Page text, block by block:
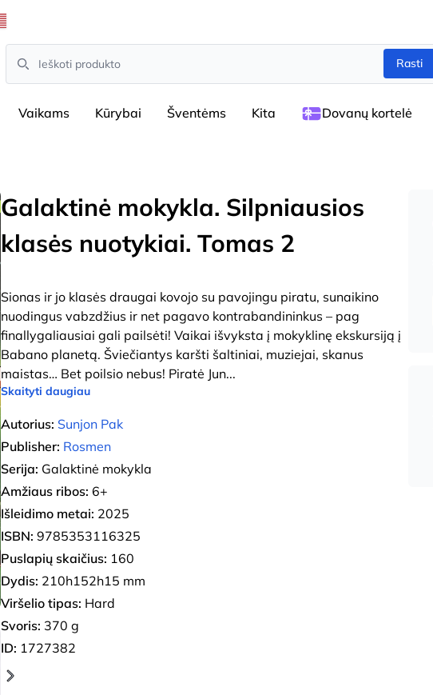
Search
Rasti
Vaikams Kūrybai Šventėms Kita Dovanų kortelė
Galaktinė mokykla. Silpniausios
klasės nuotykiai. Tomas 2
Sionas ir jo klasės draugai kovojo su pavojingu piratu, sunaikino
nuodingus vabzdžius ir net pagavo kontrabandininkus – pag
finallygaliausiai gali pailsėti! Vaikai išvyksta į mokyklinę ekskursiją į
Babano planetą. Šviečiantys karšti šaltiniai, muziejai, skanus
maistas… Bet poilsio nebus! Piratė Jun...
Skaityti daugiau
Autorius: Sunjon Pak
Publisher: Rosmen
Serija: Galaktinė mokykla
Amžiaus ribos: 6+
Išleidimo metai: 2025
ISBN: 9785353116325
Puslapių skaičius: 160
Dydis: 210h152h15 mm
Viršelio tipas: Hard
Svoris: 370 g
ID: 1727382